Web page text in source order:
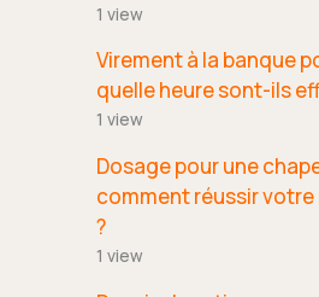
1 view
Virement à la banque
quelle heure sont-ils
1 view
Dosage pour une
comment réussir
?
1 view